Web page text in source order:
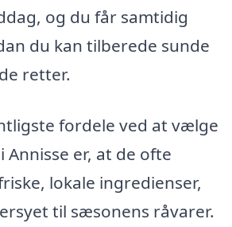
og du får samtidig
du kan tilberede sunde
retter.
fordele ved at vælge
Annisse er, at de ofte
lokale ingredienser,
til sæsonens råvarer.